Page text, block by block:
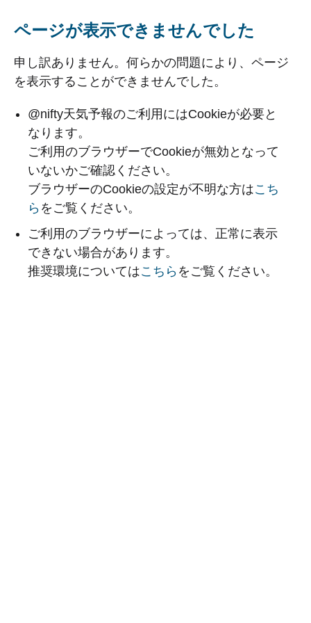
ページが表示できませんでした
申し訳ありません。何らかの問題により、ページ
を表示することができませんでした。
@nifty天気予報のご利用にはCookieが必要と
なります。
ご利用のブラウザーでCookieが無効となって
いないかご確認ください。
ブラウザーのCookieの設定が不明な方はこち
ら をご覧ください。
ご利用のブラウザーによっては、正常に表示
できない場合があります。
推奨環境についてはこちら をご覧ください。